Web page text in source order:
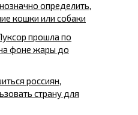
определить,
кошки или собаки
прошла по
фоне жары до
россиян,
страну для